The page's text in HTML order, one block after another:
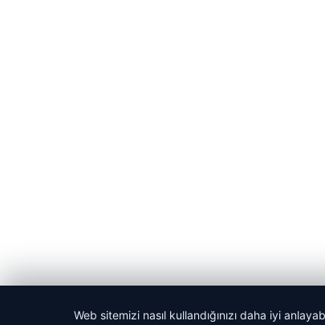
© 2026 Haber Manşeti
Web sitemizi nasıl kullandığınızı daha iyi